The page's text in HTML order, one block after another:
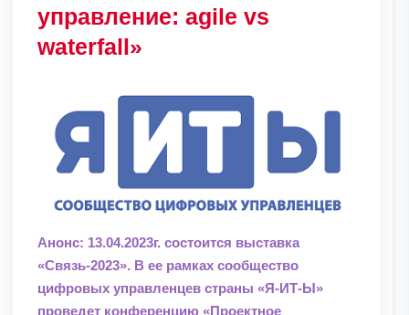
управление: agile vs
waterfall»
Анонс: 13.04.2023г. состоится выставка
«Связь-2023». В ее рамках сообщество
цифровых управленцев страны «Я-ИТ-Ы»
проведет конференцию «Проектное